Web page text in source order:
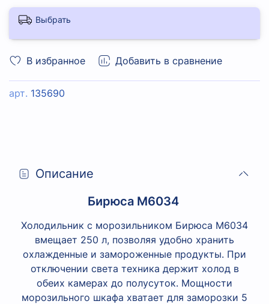
В избранное Добавить в сравнение
арт. 135690
Выбрать
Описание
Бирюса M6034
Холодильник с морозильником Бирюса M6034
вмещает 250 л, позволяя удобно хранить
охлажденные и замороженные продукты. При
отключении света техника держит холод в
обеих камерах до полусуток. Мощности
морозильного шкафа хватает для заморозки 5